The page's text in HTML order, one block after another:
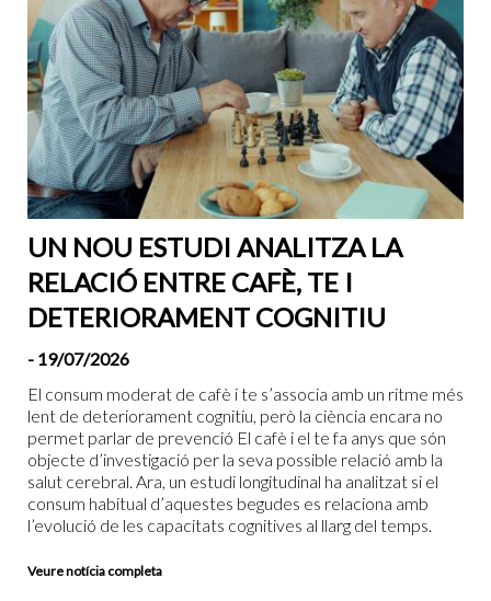
UN NOU ESTUDI ANALITZA LA
RELACIÓ ENTRE CAFÈ, TE I
DETERIORAMENT COGNITIU
- 19/07/2026
El consum moderat de cafè i te s’associa amb un ritme més
lent de deteriorament cognitiu, però la ciència encara no
permet parlar de prevenció El cafè i el te fa anys que són
objecte d’investigació per la seva possible relació amb la
salut cerebral. Ara, un estudi longitudinal ha analitzat si el
consum habitual d’aquestes begudes es relaciona amb
l’evolució de les capacitats cognitives al llarg del temps.
Veure notícia completa